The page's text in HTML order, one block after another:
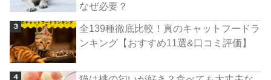
なぜ必要？
全139種徹底比較！真のキャットフードラ
ンキング【おすすめ11選&口コミ評価】